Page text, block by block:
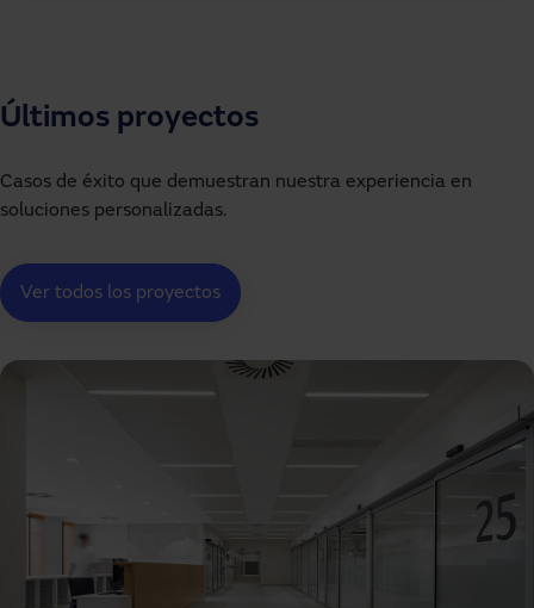
Últimos proyectos
Casos de éxito que demuestran nuestra experiencia en
soluciones personalizadas.
Ver todos los proyectos